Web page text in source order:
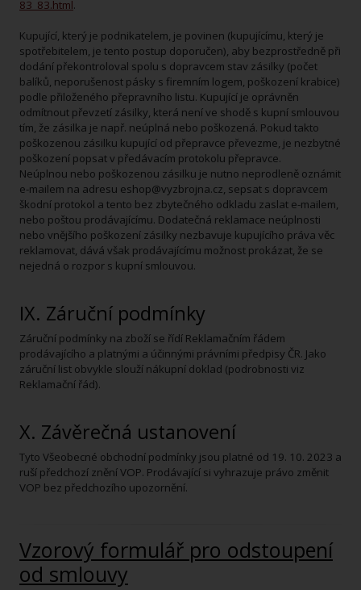
83_83.html.
Kupující, který je podnikatelem, je povinen (kupujícímu, který je
spotřebitelem, je tento postup doporučen), aby bezprostředně při
dodání překontroloval spolu s dopravcem stav zásilky (počet
balíků, neporušenost pásky s firemním logem, poškození krabice)
podle přiloženého přepravního listu. Kupující je oprávněn
odmítnout převzetí zásilky, která není ve shodě s kupní smlouvou
tím, že zásilka je např. neúplná nebo poškozená. Pokud takto
poškozenou zásilku kupující od přepravce převezme, je nezbytné
poškození popsat v předávacím protokolu přepravce.
Neúplnou nebo poškozenou zásilku je nutno neprodleně oznámit
e-mailem na adresu eshop@vyzbrojna.cz, sepsat s dopravcem
škodní protokol a tento bez zbytečného odkladu zaslat e-mailem,
nebo poštou prodávajícímu. Dodatečná reklamace neúplnosti
nebo vnějšího poškození zásilky nezbavuje kupujícího práva věc
reklamovat, dává však prodávajícímu možnost prokázat, že se
nejedná o rozpor s kupní smlouvou.
IX. Záruční podmínky
Záruční podmínky na zboží se řídí Reklamačním řádem
prodávajícího a platnými a účinnými právními předpisy ČR. Jako
záruční list obvykle slouží nákupní doklad (podrobnosti viz
Reklamační řád).
X. Závěrečná ustanovení
Tyto Všeobecné obchodní podmínky jsou platné od 19. 10. 2023 a
ruší předchozí znění VOP. Prodávající si vyhrazuje právo změnit
VOP bez předchozího upozornění.
Vzorový formulář pro odstoupení
od smlouvy